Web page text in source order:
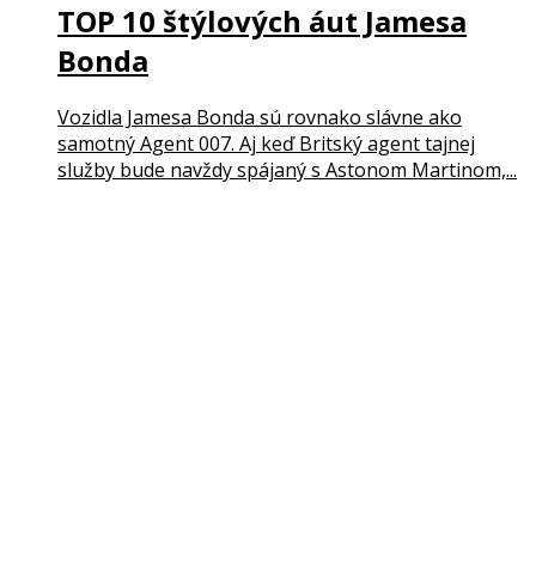
TOP 10 štýlových áut Jamesa
Bonda
Vozidla Jamesa Bonda sú rovnako slávne ako
samotný Agent 007. Aj keď Britský agent tajnej
služby bude navždy spájaný s Astonom Martinom,...